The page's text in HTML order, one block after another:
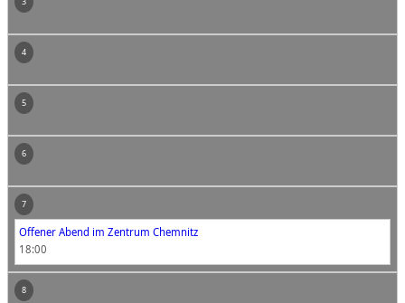
4
5
6
7
Offener Abend im Zentrum Chemnitz
18:00
8